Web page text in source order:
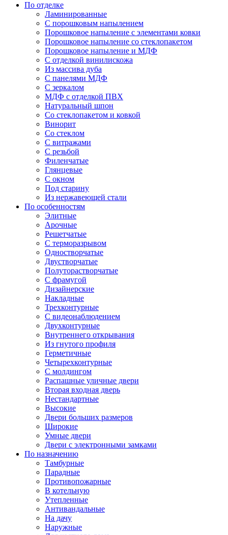
По отделке
Ламинированные
С порошковым напылением
Порошковое напыление с элементами ковки
Порошковое напыление со стеклопакетом
Порошковое напыление и МДФ
С отделкой винилискожа
Из массива дуба
С панелями МДФ
С зеркалом
МДФ с отделкой ПВХ
Натуральный шпон
Со стеклопакетом и ковкой
Винорит
Со стеклом
С витражами
С резьбой
Филенчатые
Глянцевые
С окном
Под старину
Из нержавеющей стали
По особенностям
Элитные
Арочные
Решетчатые
С терморазрывом
Одностворчатые
Двустворчатые
Полуторастворчатые
С фрамугой
Дизайнерские
Накладные
Трехконтурные
С видеонаблюдением
Двухконтурные
Внутреннего открывания
Из гнутого профиля
Герметичные
Четырехконтурные
С молдингом
Распашные уличные двери
Вторая входная дверь
Нестандартные
Высокие
Двери больших размеров
Широкие
Умные двери
Двери с электронными замками
По назначению
Тамбурные
Парадные
Противопожарные
В котельную
Утепленные
Антивандальные
На дачу
Наружные